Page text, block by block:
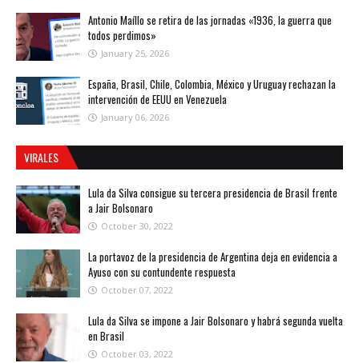
Antonio Maíllo se retira de las jornadas «1936, la guerra que
todos perdimos»
January 25, 2026
España, Brasil, Chile, Colombia, México y Uruguay rechazan la
intervención de EEUU en Venezuela
January 06, 2026
VIRALES
Lula da Silva consigue su tercera presidencia de Brasil frente
a Jair Bolsonaro
October 30, 2022
La portavoz de la presidencia de Argentina deja en evidencia a
Ayuso con su contundente respuesta
October 07, 2022
Lula da Silva se impone a Jair Bolsonaro y habrá segunda vuelta
en Brasil
October 03, 2022